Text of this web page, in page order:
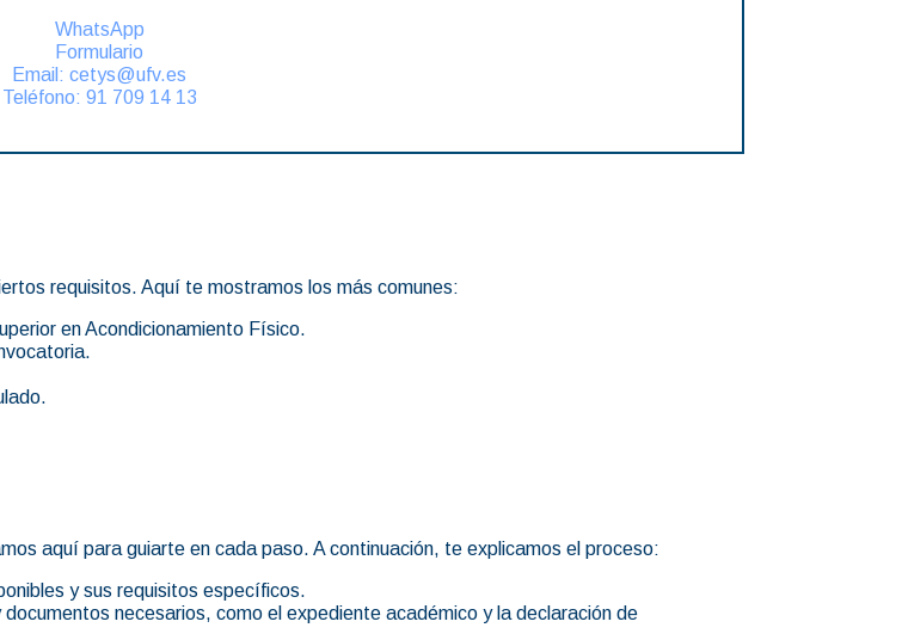
WhatsApp
Formulario
Email: cetys@ufv.es
Teléfono: 91 709 14 13
requisitos. Aquí te mostramos los más comunes:
en Acondicionamiento Físico.
aquí para guiarte en cada paso. A continuación, te explicamos el proceso:
y sus requisitos específicos.
documentos necesarios, como el expediente académico y la declaración de